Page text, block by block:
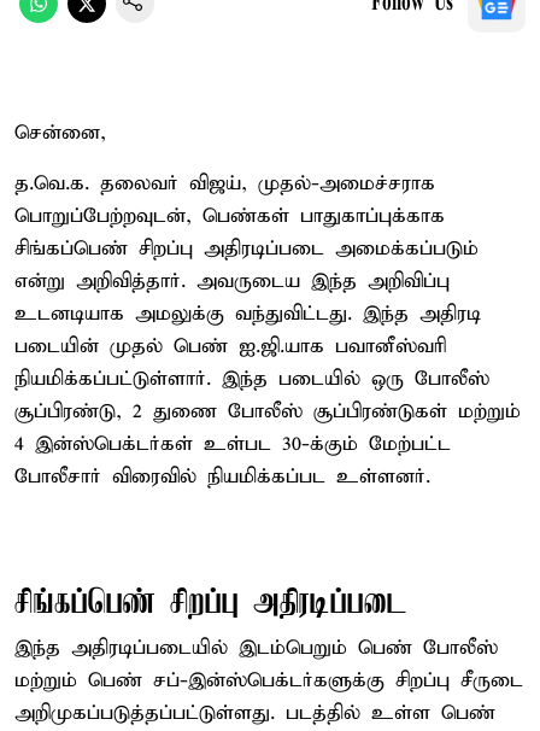
சென்னை,
த.வெ.க. தலைவர் விஜய், முதல்-அமைச்சராக
பொறுப்பேற்றவுடன், பெண்கள் பாதுகாப்புக்காக
சிங்கப்பெண் சிறப்பு அதிரடிப்படை அமைக்கப்படும்
என்று அறிவித்தார். அவருடைய இந்த அறிவிப்பு
உடனடியாக அமலுக்கு வந்துவிட்டது. இந்த அதிரடி
படையின் முதல் பெண் ஐ.ஜி.யாக பவானீஸ்வரி
நியமிக்கப்பட்டுள்ளார். இந்த படையில் ஒரு போலீஸ்
சூப்பிரண்டு, 2 துணை போலீஸ் சூப்பிரண்டுகள் மற்றும்
4 இன்ஸ்பெக்டர்கள் உள்பட 30-க்கும் மேற்பட்ட
போலீசார் விரைவில் நியமிக்கப்பட உள்ளனர்.
சிங்கப்பெண் சிறப்பு அதிரடிப்படை
இந்த அதிரடிப்படையில் இடம்பெறும் பெண் போலீஸ்
மற்றும் பெண் சப்-இன்ஸ்பெக்டர்களுக்கு சிறப்பு சீருடை
அறிமுகப்படுத்தப்பட்டுள்ளது. படத்தில் உள்ள பெண்